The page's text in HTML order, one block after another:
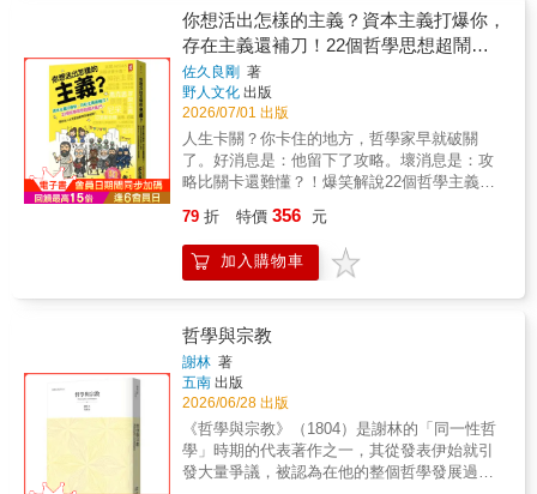
不是愛？不小心出軌，應該跟對方坦白嗎？另
一半偷看我的手機，有關係嗎？男人應該成為
女權主義者嗎？上不了理想志願怎麼辦？做人
要低調合群，還是做自己？……本書作者因凡
特是西班牙最受年輕人歡迎的哲學老師，他在
教學生涯初期，從學生身上深刻感受到，今日
哲學已失去最初源於希臘街頭討論的開放傳
統，成為象牙塔中的學問，離生活非常遙遠。
因此，他帶領學生走出戶外，到公園、市集、
商場，收集與大眾生活切身相關的煩惱或困
辯證，更進一步在網路上開設論壇，鼓勵更多
學生參與思考練習。其新穎有趣的做法深受歡
迎，吸引了無數青年學子熱烈參與。本書便收
和煩惱，跟著作者輕鬆幽默的語調，你將看見
康德、邊沁、黑格爾、梭羅、羅素、維根斯
坦、笛卡爾、尼采等近百位哲學大師的不同觀
點。你也會發現，每個答案與抉擇背後，都代
表了一連串看不見的價值觀，以及你自以為是
的理性判斷，而在各種現實的衝突下，這些抉
擇可能也正在顛覆你對自我的認知。作者還在
你想活出怎樣的主義？資本主義打爆你，
存在主義還補刀！22個哲學思想超鬧大
亂鬥，帶你在人生荒謬連擊裡笑著破關！
佐久良剛 著
野人文化 出版
2026/07/01 出版
人生卡關？你卡住的地方，哲學家早就破關
了。好消息是：他留下了攻略。壞消息是：攻
略比關卡還難懂？！爆笑解說22個哲學主義，
懂還笑出來」的荒謬比喻！#社會主義如果
AKB48取消競爭會怎麼樣？當舞台C位改成排
班制，偶像竟然變成台上打呵欠的厭世上班
世界裡，人類主動排隊給喪屍吃，才是邊沁主
張的「社會的最大幸福」啊！#資本主義創業神
話的背後，根本是大型肇事逃逸現場？失敗之
後重新開始就好！但那些陪你失敗的人算什
麼？#清貧主義VS拜金主義一天少喝一杯咖
啡，真的能買房？（並不能）但不買房，就能
一輩子一天一杯咖啡了！尼采：別再用「奴隸
道德」安慰自己，化欲望為力量吧！人生就像
79 折 特價 356 元
加入購物車
哲學與宗教
謝林 著
五南 出版
2026/06/28 出版
《哲學與宗教》（1804）是謝林的「同一性哲
學」時期的代表著作之一，其從發表伊始就引
發大量爭議，被認為在他的整個哲學發展過程